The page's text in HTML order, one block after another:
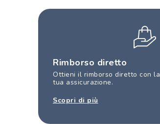
Rimborso diretto
Ottieni il rimborso diretto con la
tua assicurazione.
Scopri di più